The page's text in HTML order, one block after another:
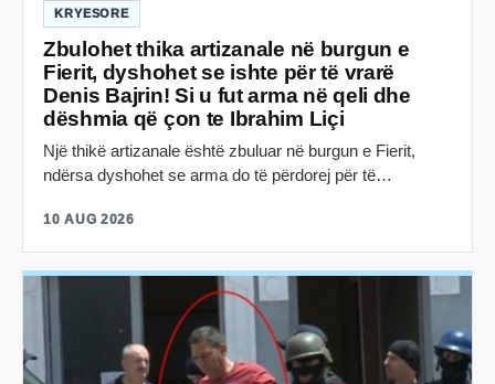
KRYESORE
Zbulohet thika artizanale në burgun e
Fierit, dyshohet se ishte për të vrarë
Denis Bajrin! Si u fut arma në qeli dhe
dëshmia që çon te Ibrahim Liçi
Një thikë artizanale është zbuluar në burgun e Fierit,
ndërsa dyshohet se arma do të përdorej për të…
10 AUG 2026